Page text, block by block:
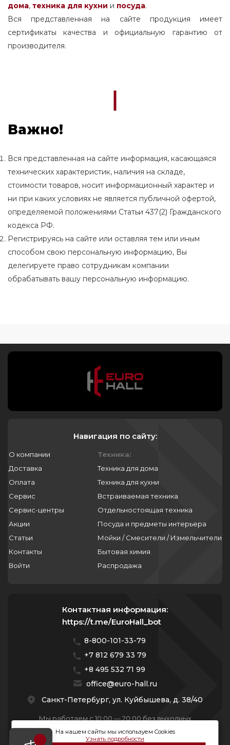
дома, техника для кухни и посуда.
Вся представленная на сайте продукция имеет
сертификаты качества и официальную гарантию от
производителя.
Важно!
Вся представленная на сайте информация, касающаяся
технических характеристик, наличия на складе,
стоимости товаров, носит информационный характер и
ни при каких условиях не является публичной офертой,
определяемой положениями Статьи 437(2) Гражданского
кодекса РФ.
Регистрируясь на сайте или оставляя тем или иным
способом свою персональную информацию, Вы
делегируете право сотрудникам компании
обрабатывать вашу персональную информацию.
Навигация по сайту:
О компании
Доставка
Оплата
Сервис
Сервис-центры
Акции
Статьи
Контакты
Войти
Техника:
Техника для дома
Техника для кухни
Встраиваемая техника
Отдельностоящая техника
Посуда и предметы интерьера
Мойки / Смесители / Измельчители
Бытовая химия
Распродажа
Контактная информация:
https://t.me/EuroHall_bot
8-800-101-33-79
+7 812 679 33 79
+8 495 532 71 99
office@euro-hall.ru
Санкт-Петербург, ул. Куйбышева, д. 38/40
Мы работаем с 10:00 — 20:00 без выходных
На нашем сайты мы используем Cookies
Узнать подробности